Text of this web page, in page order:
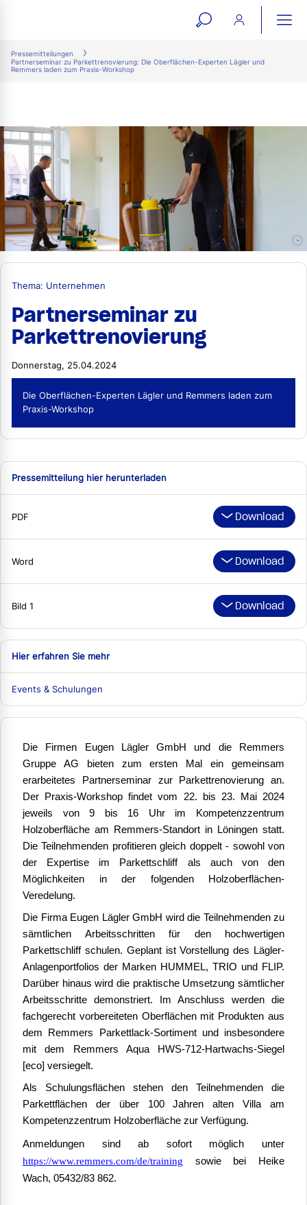
open
Pressemitteilungen
Partnerseminar zu Parkettrenovierung: Die Oberflächen-Experten Lägler und
Remmers laden zum Praxis-Workshop
©
Thema: Unternehmen
Partnerseminar zu
Parkettrenovierung
Donnerstag, 25.04.2024
Die Oberflächen-Experten Lägler und Remmers laden zum
Praxis-Workshop
Pressemitteilung hier herunterladen
PDF Download
Word Download
Bild 1 Download
Hier erfahren Sie mehr
Events & Schulungen
Die Firmen Eugen Lägler GmbH und die Remmers
Gruppe AG bieten zum ersten Mal ein gemeinsam
erarbeitetes Partnerseminar zur Parkettrenovierung an.
Der Praxis-Workshop findet vom 22. bis 23. Mai 2024
jeweils von 9 bis 16 Uhr im Kompetenzzentrum
Holzoberfläche am Remmers-Standort in Löningen statt.
Die Teilnehmenden profitieren gleich doppelt - sowohl von
der Expertise im Parkettschliff als auch von den
Möglichkeiten in der folgenden Holzoberflächen-
Veredelung.
Die Firma Eugen Lägler GmbH wird die Teilnehmenden zu
sämtlichen Arbeitsschritten für den hochwertigen
Parkettschliff schulen. Geplant ist Vorstellung des Lägler-
Anlagenportfolios der Marken HUMMEL, TRIO und FLIP.
Darüber hinaus wird die praktische Umsetzung sämtlicher
Arbeitsschritte demonstriert. Im Anschluss werden die
fachgerecht vorbereiteten Oberflächen mit Produkten aus
dem Remmers Parkettlack-Sortiment und insbesondere
mit dem Remmers Aqua HWS-712-Hartwachs-Siegel
[eco] versiegelt.
Als Schulungsflächen stehen den Teilnehmenden die
Parkettflächen der über 100 Jahren alten Villa am
Kompetenzzentrum Holzoberfläche zur Verfügung.
Anmeldungen sind ab sofort möglich unter
https://www.remmers.com/de/training sowie bei Heike
Wach, 05432/83 862.